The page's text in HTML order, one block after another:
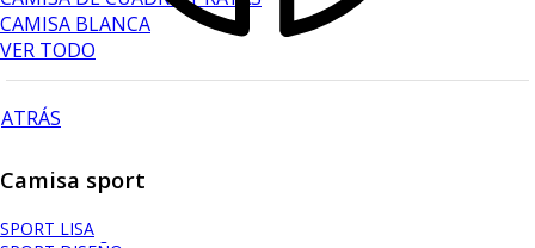
CAMISA BLANCA
VER TODO
ATRÁS
Camisa sport
SPORT LISA